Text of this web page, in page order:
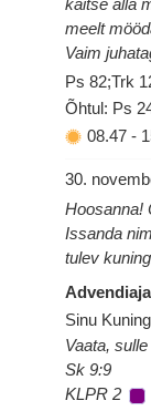
meelt
Vaim
Ps 82;Trk
Õhtul: Ps
08.47 -
30.
Hoosanna!
Issanda
tulev
Sinu
Vaata,
Sk 9:9
KLPR 2